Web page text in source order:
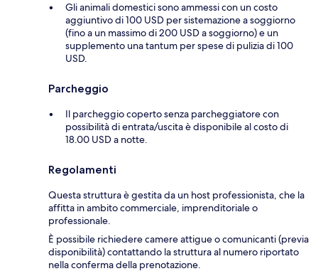
Gli animali domestici sono ammessi con un costo
aggiuntivo di 100 USD per sistemazione a soggiorno
(fino a un massimo di 200 USD a soggiorno) e un
supplemento una tantum per spese di pulizia di 100
USD.
Parcheggio
Il parcheggio coperto senza parcheggiatore con
possibilità di entrata/uscita è disponibile al costo di
18.00 USD a notte.
Regolamenti
Questa struttura è gestita da un host professionista, che la
affitta in ambito commerciale, imprenditoriale o
professionale.
È possibile richiedere camere attigue o comunicanti (previa
disponibilità) contattando la struttura al numero riportato
nella conferma della prenotazione.